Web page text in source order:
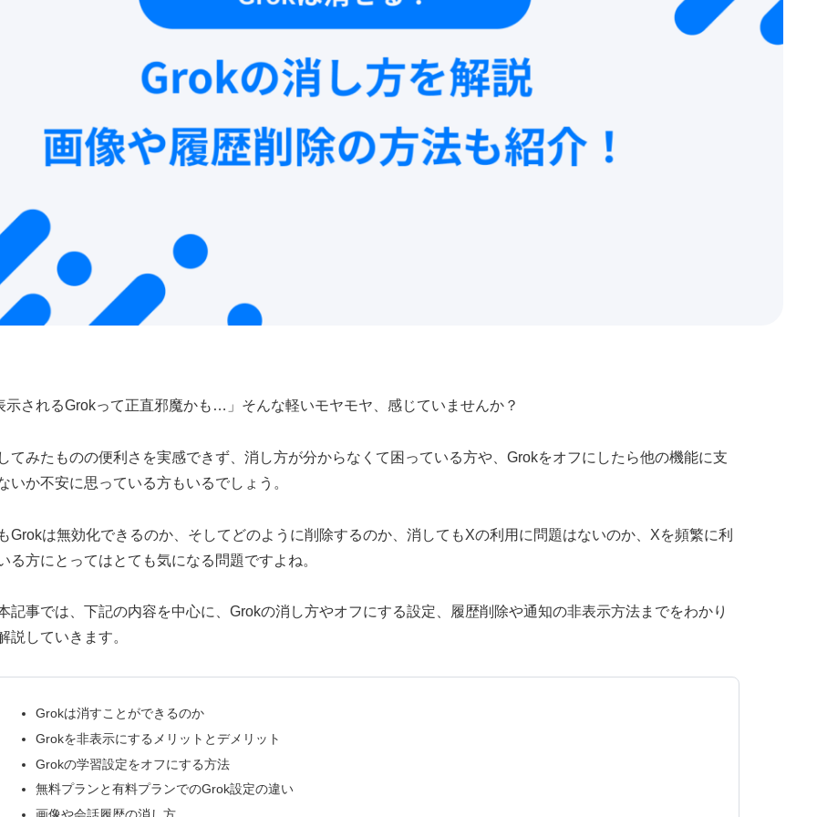
示されるGrokって正直邪魔かも…」そんな軽いモヤモヤ、感じていませんか？
てみたものの便利さを実感できず、消し方が分からなくて困っている方や、Grokをオフにしたら他の機能に支
いか不安に思っている方もいるでしょう。
Grokは無効化できるのか、そしてどのように削除するのか、消してもXの利用に問題はないのか、Xを頻繁に利
る方にとってはとても気になる問題ですよね。
記事では、下記の内容を中心に、Grokの消し方やオフにする設定、履歴削除や通知の非表示方法までをわかり
説していきます。
Grokは消すことができるのか
Grokを非表示にするメリットとデメリット
Grokの学習設定をオフにする方法
無料プランと有料プランでのGrok設定の違い